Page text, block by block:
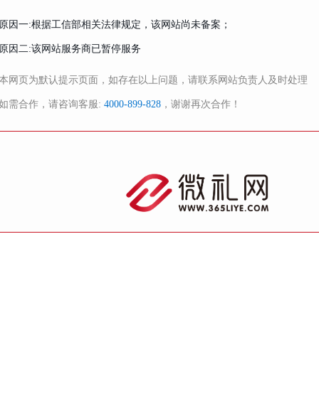
因一:根据工信部相关法律规定，该网站尚未备案；
因二:该网站服务商已暂停服务
网页为默认提示页面，如存在以上问题，请联系网站负责人及时处理
需合作，请咨询客服: 4000-899-828 ，谢谢再次合作！